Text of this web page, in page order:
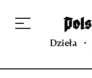
projekcie
Kontakt
Repozytorium XIX w.
Dzieła